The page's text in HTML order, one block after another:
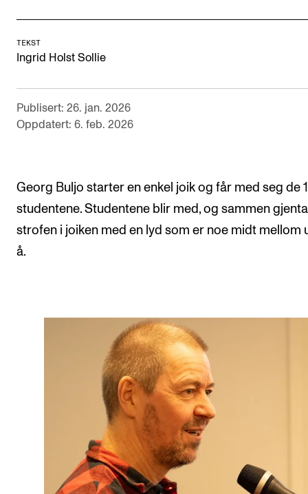
FORSKNING OG UTVIKLINGSARBEID
Om FoU på NMH
Livet rundt FoU
Forskningsetikk
KONSERTER OG ARRANGEMENTER
Låne utstyr – lyd, lys og video
ORGANISASJON
Organisering av NMH
Biblioteket
TEKST
Ingrid Holst Sollie
Publisert: 26. jan. 2026
Oppdatert: 6. feb. 2026
Georg Buljo starter en enkel joik og får med seg de
studentene. Studentene blir med, og sammen
strofen i joiken med en lyd som er noe midt mellom
å.